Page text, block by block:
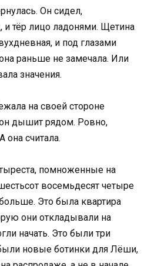
Он сидел,
тёр лицо ладонями. Щетина
и под глазами
раньше не замечала. Или
значения.
на своей стороне
дышит рядом. Ровно,
она считала.
помноженные на
восемьдесят четыре
Это была квартира
они откладывали на
начать. Это были три
новые ботинки для Лёши,